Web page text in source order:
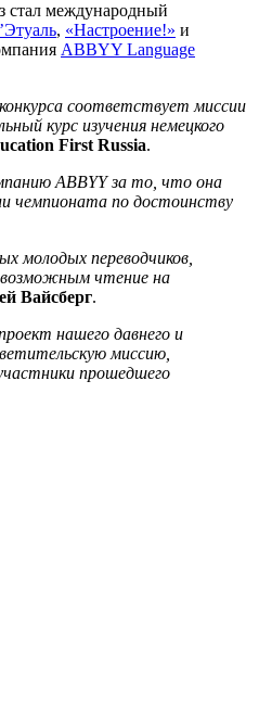
стал международный
, «Настроение!» и
ABBYY Language
соответствует миссии
курс изучения немецкого
First Russia.
ABBYY за то, что она
чемпионата по достоинству
молодых переводчиков,
возможным чтение на
Вайсберг.
нашего давнего и
миссию,
прошедшего